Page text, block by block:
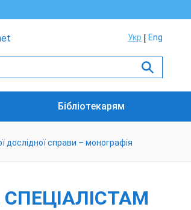
Укр Eng
Бібліотекарям
дослідної справи – монографія